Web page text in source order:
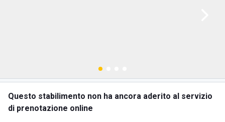
Questo stabilimento non ha ancora aderito al servizio
di prenotazione online